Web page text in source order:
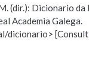
DE BUSCA
Hai un erro na
a definición
(dir.): Dicionario da
Academia Galega.
dicionario>